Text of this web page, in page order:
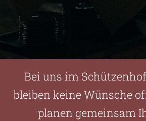
Bei uns im
bleiben keine Wünsche
planen gemeinsam